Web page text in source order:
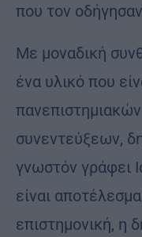
που τον
Με μοναδική
ένα υλικό που
συνεντεύξεων,
γνωστόν γράφει
είναι
επιστημονική, η